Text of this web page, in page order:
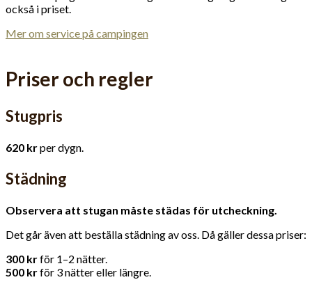
också i priset.
Mer om service på campingen
Priser och regler
Stugpris
620 krper dygn.
Städning
Observera att stugan måste städas för utcheckning.
Det går även att beställa städning av oss. Då gäller dessa priser:
300 krför 1–2 nätter.
500 krför 3 nätter eller längre.